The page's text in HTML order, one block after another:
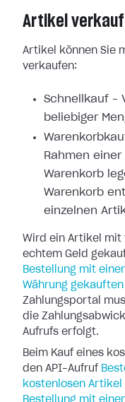
Artikel
Artikel können Sie
verkaufen:
Schnellkauf –
beliebiger
Rahmen
Warenkorb
Warenkorb
einzelnen
Wird ein Artikel mit
echtem Geld
Bestellung mit
Währung
Zahlungsportal
die
Aufrufs erfolgt.
Beim Kauf eines
den API-Aufruf
kostenlosen Artikel
Bestellung mit